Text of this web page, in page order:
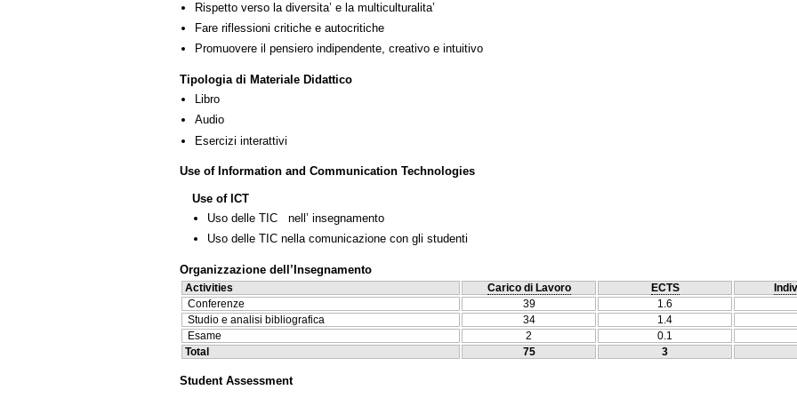
Rispetto verso la diversita’ e la multiculturalita’
Fare riflessioni critiche e autocritiche
Promuovere il pensiero indipendente, creativo e intuitivo
Tipologia di Materiale Didattico
Libro
Audio
Esercizi interattivi
Use of Information and Communication Technologies
Use of ICT
Uso delle TIC nell’ insegnamento
Uso delle TIC nella comunicazione con gli studenti
Organizzazione dell’Insegnamento
Activities Carico di Lavoro ECTS
Conferenze
39 1.6
Studio e analisi bibliografica
34 1.4
Esame
2 0.1
Total
75 3
Student Assessment